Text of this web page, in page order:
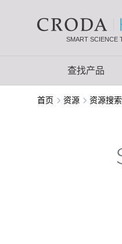
SMART SCIENCE
查找产品
首页 资源 资源搜